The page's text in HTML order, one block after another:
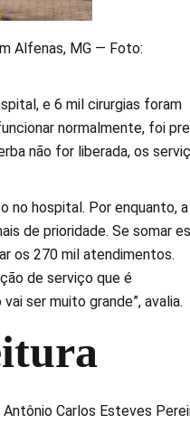
Alfenas, MG — Foto:
e 6 mil cirurgias foram
normalmente, foi
não for liberada, os
no hospital. Por enquanto, a
de prioridade. Se somar
os 270 mil atendimentos.
de serviço que é
ser muito grande”, avalia.
Carlos Esteves